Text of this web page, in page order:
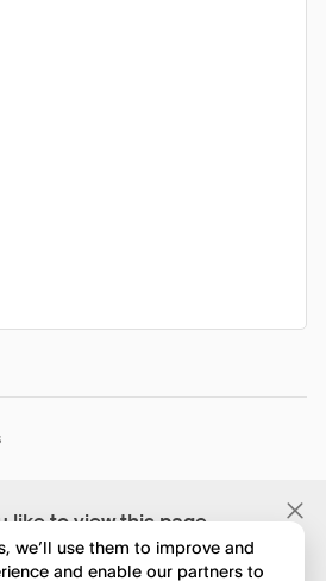
like to view this page
in English?
we’ll use them to improve and
and enable our partners to